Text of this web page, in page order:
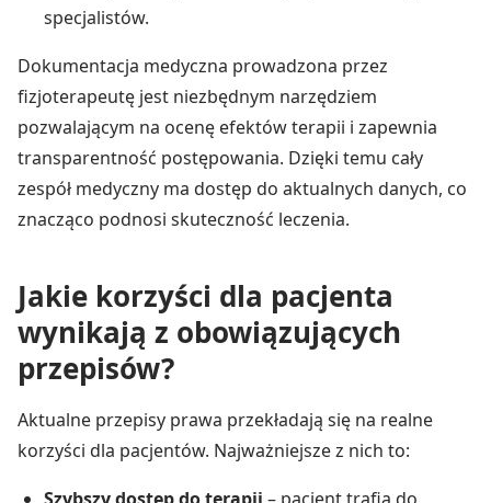
specjalistów.
Dokumentacja medyczna prowadzona przez
fizjoterapeutę jest niezbędnym narzędziem
pozwalającym na ocenę efektów terapii i zapewnia
transparentność postępowania. Dzięki temu cały
zespół medyczny ma dostęp do aktualnych danych, co
znacząco podnosi skuteczność leczenia.
Jakie korzyści dla pacjenta
wynikają z obowiązujących
przepisów?
Aktualne przepisy prawa przekładają się na realne
korzyści dla pacjentów. Najważniejsze z nich to:
Szybszy dostęp do terapii – pacjent trafia do